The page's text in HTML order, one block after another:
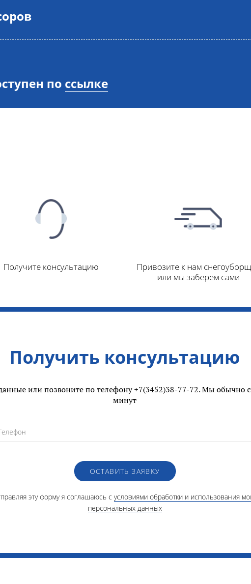
по ссылке
Получите консультацию
Привозите к нам
или мы заберем сами
Получить консультацию
или позвоните по телефону +7(3452)38-77-72. Мы обычно
минут
ОСТАВИТЬ ЗАЯВКУ
эту форму я соглашаюсь с условиями обработки и использования
персональных данных